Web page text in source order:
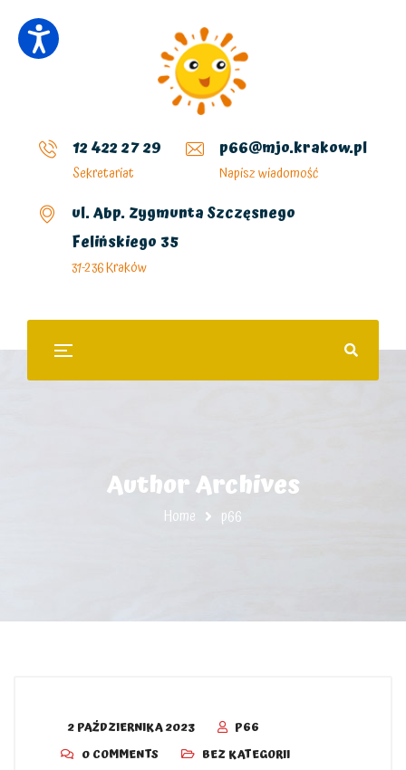
12 422 27 29
Sekretariat
p66@mjo.krakow.pl
Napisz wiadomość
ul. Abp. Zygmunta Szczęsnego
Felińskiego 35
31-236 Kraków
Author Archives
Home p66
2 PAŹDZIERNIKA 2023
P66
0 COMMENTS
BEZ KATEGORII